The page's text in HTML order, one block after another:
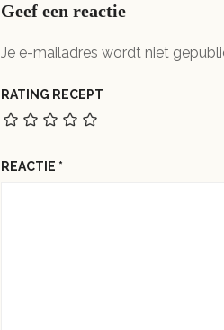
Geef een reactie
Je e-mailadres wordt niet
RATING RECEPT
REACTIE *